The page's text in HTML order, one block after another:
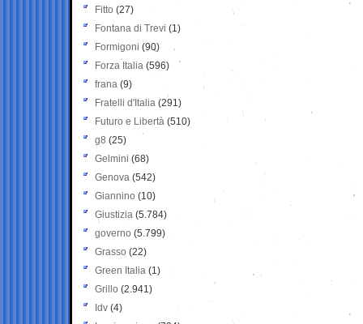
Fitto (27)
Fontana di Trevi (1)
Formigoni (90)
Forza Italia (596)
frana (9)
Fratelli d'Italia (291)
Futuro e Libertà (510)
g8 (25)
Gelmini (68)
Genova (542)
Giannino (10)
Giustizia (5.784)
governo (5.799)
Grasso (22)
Green Italia (1)
Grillo (2.941)
Idv (4)